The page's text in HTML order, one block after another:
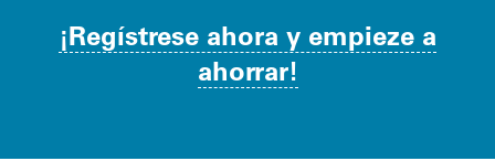
¡Regístrese ahora y empieze a
ahorrar!